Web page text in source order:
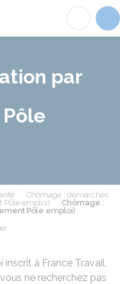
par
Chômage : démarches
Pôle emploi)
Chômage :
Pôle emploi)
à France Travail,
ne recherchez pas